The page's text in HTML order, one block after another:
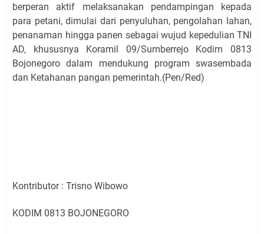
berperan aktif melaksanakan pendampingan kepada
para petani, dimulai dari penyuluhan, pengolahan lahan,
penanaman hingga panen sebagai wujud kepedulian TNI
AD, khususnya Koramil 09/Sumberrejo Kodim 0813
Bojonegoro dalam mendukung program swasembada
dan Ketahanan pangan pemerintah.(Pen/Red)
Kontributor : Trisno Wibowo
KODIM 0813 BOJONEGORO